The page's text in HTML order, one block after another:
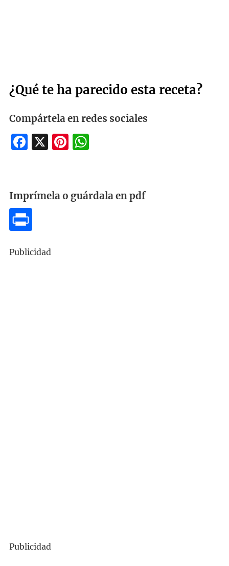
¿Qué te ha parecido esta receta?
Compártela en redes sociales
Facebook
X Pinterest
WhatsApp
Imprímela o guárdala en pdf
Publicidad
Publicidad